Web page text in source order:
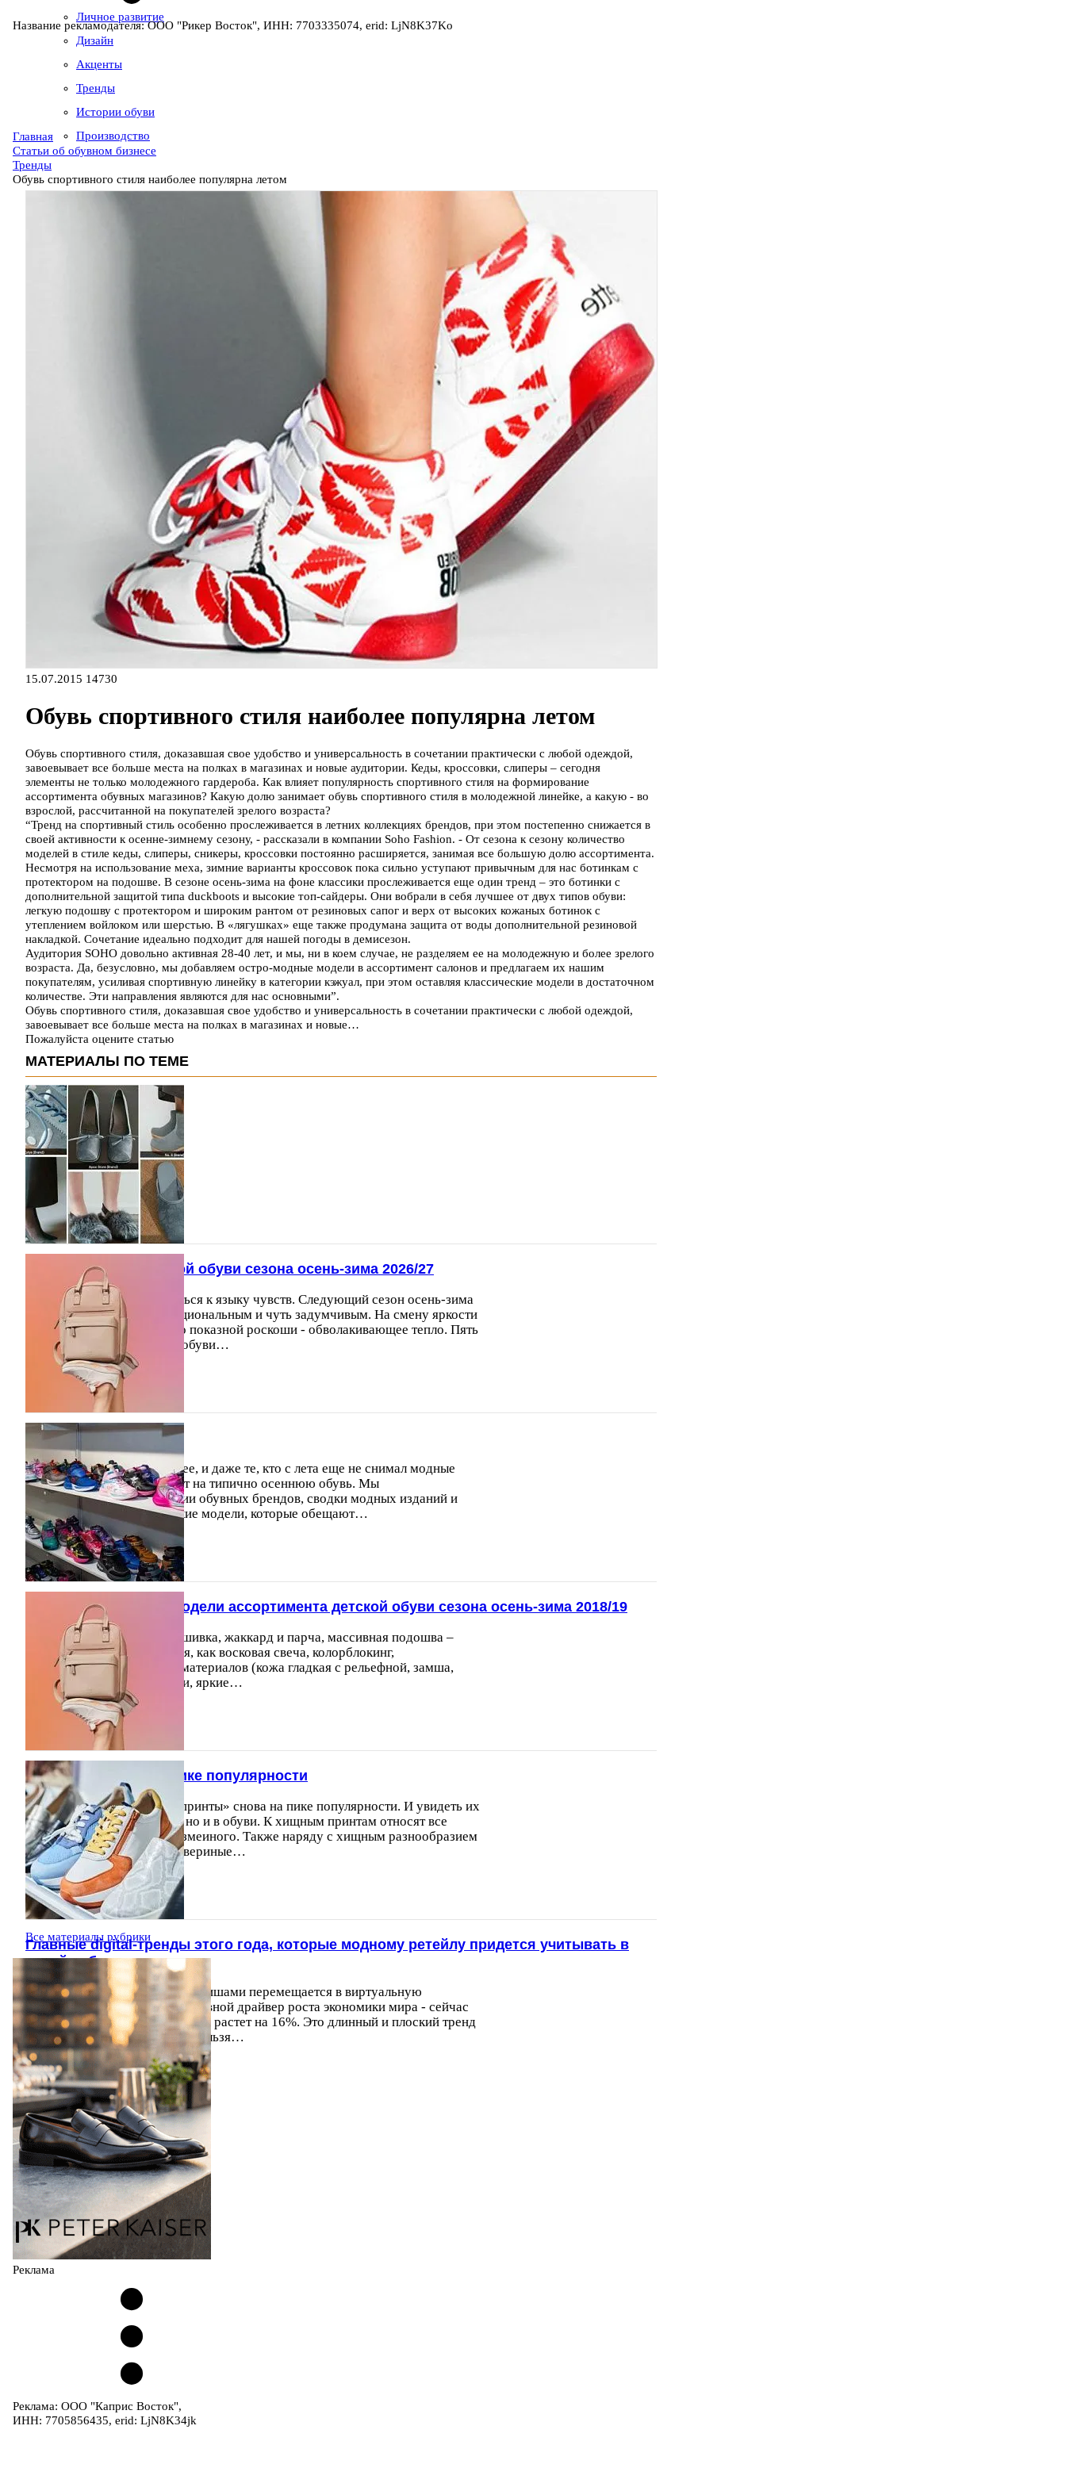
Личное развитие
Дизайн
Акценты
Тренды
Истории обуви
Производство
Название рекламодателя: ООО "Рикер Восток", ИНН: 7703335074, erid: LjN8K37Ko
Главная
Статьи об обувном бизнесе
Тренды
Обувь спортивного стиля наиболее популярна летом
15.07.2015 14730
Обувь спортивного стиля наиболее популярна летом
Обувь спортивного стиля, доказавшая свое удобство и универсальность в сочетании практически с любой одеждой,
завоевывает все больше места на полках в магазинах и новые аудитории. Кеды, кроссовки, слиперы – сегодня
элементы не только молодежного гардероба. Как влияет популярность спортивного стиля на формирование
ассортимента обувных магазинов? Какую долю занимает обувь спортивного стиля в молодежной линейке, а какую - во
взрослой, рассчитанной на покупателей зрелого возраста?
“Тренд на спортивный стиль особенно прослеживается в летних коллекциях брендов, при этом постепенно снижается в
своей активности к осенне-зимнему сезону, - рассказали в компании Soho Fashion. - От сезона к сезону количество
моделей в стиле кеды, слиперы, сникеры, кроссовки постоянно расширяется, занимая все большую долю ассортимента.
Несмотря на использование меха, зимние варианты кроссовок пока сильно уступают привычным для нас ботинкам с
протектором на подошве. В сезоне осень-зима на фоне классики прослеживается еще один тренд – это ботинки с
дополнительной защитой типа duckboots и высокие топ-сайдеры. Они вобрали в себя лучшее от двух типов обуви:
легкую подошву с протектором и широким рантом от резиновых сапог и верх от высоких кожаных ботинок с
утеплением войлоком или шерстью. В «лягушках» еще также продумана защита от воды дополнительной резиновой
накладкой. Сочетание идеально подходит для нашей погоды в демисезон.
Аудитория SOHO довольно активная 28-40 лет, и мы, ни в коем случае, не разделяем ее на молодежную и более зрелого
возраста. Да, безусловно, мы добавляем остро-модные модели в ассортимент салонов и предлагаем их нашим
покупателям, усиливая спортивную линейку в категории кэжуал, при этом оставляя классические модели в достаточном
количестве. Эти направления являются для нас основными”.
Обувь спортивного стиля, доказавшая свое удобство и универсальность в сочетании практически с любой одеждой,
завоевывает все больше места на полках в магазинах и новые…
Пожалуйста оцените статью
МАТЕРИАЛЫ ПО ТЕМЕ
Главные цвета женской обуви сезона осень-зима 2026/27
Мода продолжает обращаться к языку чувств. Следующий сезон осень-зима
2026/27 обещает быть эмоциональным и чуть задумчивым. На смену яркости
приходит глубина, на место показной роскоши - обволакивающее тепло. Пять
главных оттенков женской обуви…
28.04.2026 23848
Осенние бестселлеры
Погода портится все сильнее, и даже те, кто с лета еще не снимал модные
белые кроссовки, переходят на типично осеннюю обувь. Мы
проанализировали коллекции обувных брендов, сводки модных изданий и
выделили мужские и женские модели, которые обещают…
21.10.2015 9503
Тренды и ключевые модели ассортимента детской обуви сезона осень-зима 2018/19
Гламур и брутальность, вышивка, жаккард и парча, массивная подошва –
протекторная или оплывшая, как восковая свеча, колорблокинг,
комбинирование фактур и материалов (кожа гладкая с рельефной, замша,
велюр и эластичные вставки, яркие…
09.07.2018 14635
"Хищный принт" на пике популярности
Так называемые «хищные принты» снова на пике популярности. И увидеть их
можно не только в одежде, но и в обуви. К хищным принтам относят все
расцветки леопардового и змеиного. Также наряду с хищным разнообразием
популярны любые другие звериные…
28.03.2019 9862
Главные digital-тренды этого года, которые модному ретейлу придется учитывать в
своей работе
Рынок со всеми возможными нишами перемещается в виртуальную
реальность. E-commerce - основной драйвер роста экономики мира - сейчас
занимает долю 13% и ежегодно растет на 16%. Это длинный и плоский тренд
устойчивого роста, который нельзя…
29.03.2019 9039
Все материалы рубрики
Реклама
Реклама: ООО "Каприс Восток",
ИНН: 7705856435, erid: LjN8K34jk